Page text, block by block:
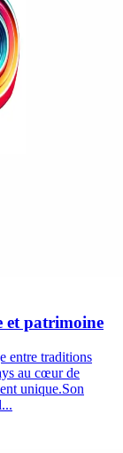
et patrimoine
entre traditions
au cœur de
unique.Son